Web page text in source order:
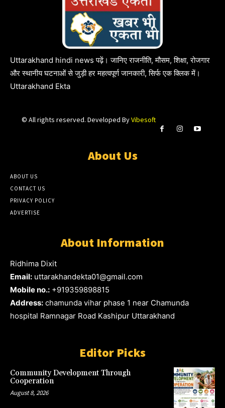
Uttarakhand hindi news पढ़ें। जानिए राजनीति, मौसम, शिक्षा, रोजगार
और स्थानीय घटनाओं से जुड़ी हर महत्वपूर्ण जानकारी, सिर्फ एक क्लिक में।
Uttarakhand Ekta
© All rights reserved. Developed ByVibesoft
About Us
ABOUT US
CONTACT US
PRIVACY POLICY
ADVERTISE
About Information
Ridhima Dixit
Email: uttarakhandekta01@gmail.com
Mobile no.: +919359898815
Address: chamunda vihar phase 1 near Chamunda
hospital Ramnagar Road Kashipur Uttarakhand
Editor Picks
Community Development Through
Cooperation
August 8, 2026